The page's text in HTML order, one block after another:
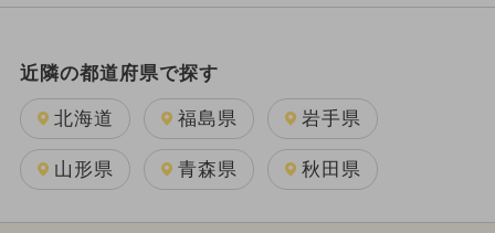
近隣の都道府県で探す
北海道 福島県 岩手県
山形県 青森県 秋田県